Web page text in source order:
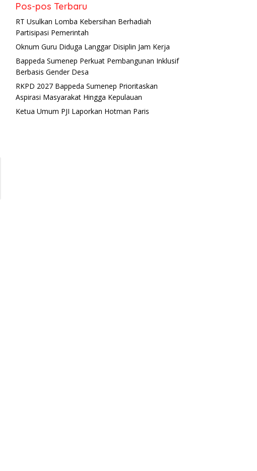
Pos-pos Terbaru
RT Usulkan Lomba Kebersihan Berhadiah
Partisipasi Pemerintah
Oknum Guru Diduga Langgar Disiplin Jam Kerja
Bappeda Sumenep Perkuat Pembangunan Inklusif
Berbasis Gender Desa
RKPD 2027 Bappeda Sumenep Prioritaskan
Aspirasi Masyarakat Hingga Kepulauan
Ketua Umum PJI Laporkan Hotman Paris